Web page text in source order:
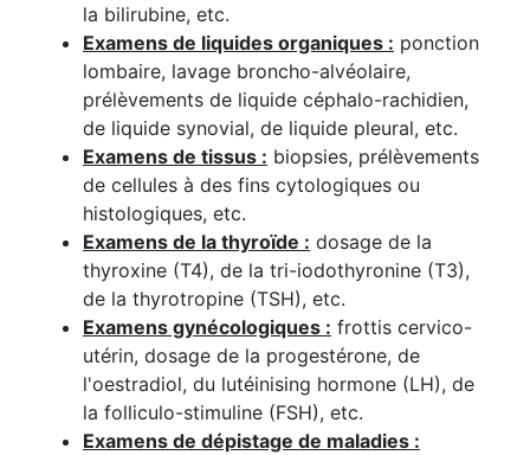
la bilirubine, etc.
Examens de liquides organiques : ponction
lombaire, lavage broncho-alvéolaire,
prélèvements de liquide céphalo-rachidien,
de liquide synovial, de liquide pleural, etc.
Examens de tissus : biopsies, prélèvements
de cellules à des fins cytologiques ou
histologiques, etc.
Examens de la thyroïde : dosage de la
thyroxine (T4), de la tri-iodothyronine (T3),
de la thyrotropine (TSH), etc.
Examens gynécologiques : frottis cervico-
utérin, dosage de la progestérone, de
l'oestradiol, du lutéinising hormone (LH), de
la folliculo-stimuline (FSH), etc.
Examens de dépistage de maladies :